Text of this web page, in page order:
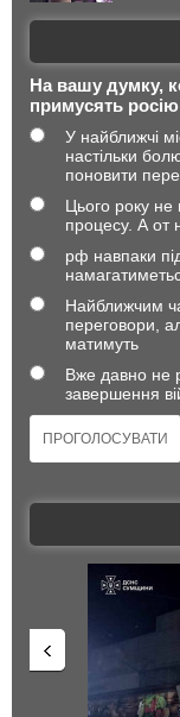
На вашу думку,
примусять росію
У найближчі
настільки
поновити
Цього року не
процесу. А от
рф навпаки
Найближчим
переговори,
матимуть
Вже давно не
завершення